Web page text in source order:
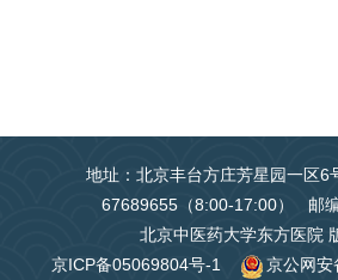
地址：北京丰台方庄芳星园一区
67689655（8:00-17:00） 邮
北京中医药大学东方医院
京ICP备05069804号-1
京公网